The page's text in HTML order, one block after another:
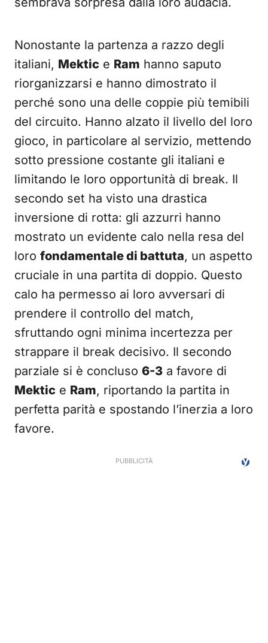
Nonostante la partenza a razzo degli
italiani, Mektic e Ram hanno saputo
riorganizzarsi e hanno dimostrato il
perché sono una delle coppie più temibili
del circuito. Hanno alzato il livello del loro
gioco, in particolare al servizio, mettendo
sotto pressione costante gli italiani e
limitando le loro opportunità di break. Il
secondo set ha visto una drastica
inversione di rotta: gli azzurri hanno
mostrato un evidente calo nella resa del
loro fondamentale di battuta, un aspetto
cruciale in una partita di doppio. Questo
calo ha permesso ai loro avversari di
prendere il controllo del match,
sfruttando ogni minima incertezza per
strappare il break decisivo. Il secondo
parziale si è concluso 6-3 a favore di
Mektic e Ram, riportando la partita in
perfetta parità e spostando l’inerzia a loro
favore.